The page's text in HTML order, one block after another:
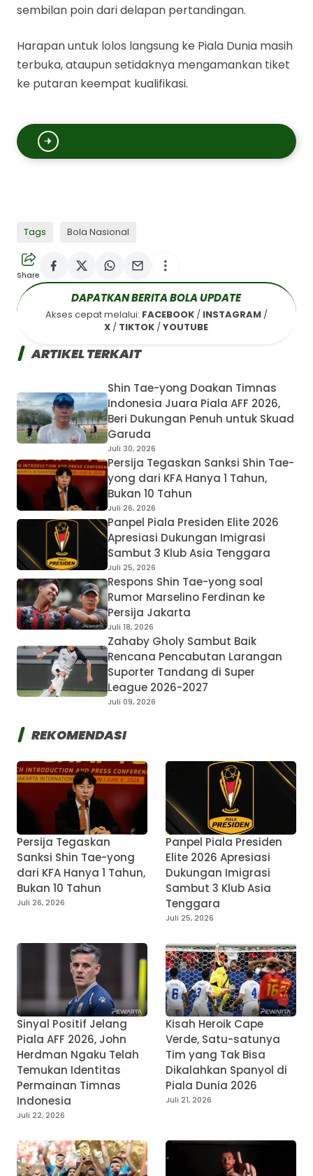
sembilan poin dari delapan pertandingan.
Harapan untuk lolos langsung ke Piala Dunia masih
terbuka, ataupun setidaknya mengamankan tiket
ke putaran keempat kualifikasi.
Tags Bola Nasional
Share
Asing Soal Naturalisasi,
Thohir
Berita Sepak Bola Terkini
Musim 2025-2026 - Sepak-
Bola.id
Bagikan ke media lain
DAPATKAN BERITA BOLA UPDATE
Akses cepat melalui: FACEBOOK/ INSTAGRAM/
X / TIKTOK /YOUTUBE
ARTIKEL TERKAIT
Shin Tae-yong Doakan Timnas
Indonesia Juara Piala AFF 2026,
Beri Dukungan Penuh untuk Skuad
Garuda
Juli 30, 2026
Persija Tegaskan Sanksi Shin Tae-
yong dari KFA Hanya 1 Tahun,
Bukan 10 Tahun
Juli 26, 2026
Panpel Piala Presiden Elite 2026
Apresiasi Dukungan Imigrasi
Sambut 3 Klub Asia Tenggara
Juli 25, 2026
Respons Shin Tae-yong soal
Rumor Marselino Ferdinan ke
Persija Jakarta
Juli 18, 2026
Zahaby Gholy Sambut Baik
Rencana Pencabutan Larangan
Suporter Tandang di Super
League 2026-2027
Juli 09, 2026
REKOMENDASI
Persija Tegaskan
Sanksi Shin Tae-yong
dari KFA Hanya 1 Tahun,
Bukan 10 Tahun
Juli 26, 2026
Panpel Piala Presiden
Elite 2026 Apresiasi
Dukungan Imigrasi
Sambut 3 Klub Asia
Tenggara
Juli 25, 2026
Sinyal Positif Jelang
Piala AFF 2026, John
Herdman Ngaku Telah
Temukan Identitas
Permainan Timnas
Indonesia
Juli 22, 2026
Kisah Heroik Cape
Verde, Satu-satunya
Tim yang Tak Bisa
Dikalahkan Spanyol di
Piala Dunia 2026
Juli 21, 2026